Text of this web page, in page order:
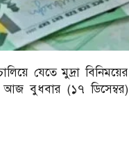
যেতে মুদ্রা বিনিময়ের
আজ বুধবার (১৭ ডিসেম্বর)